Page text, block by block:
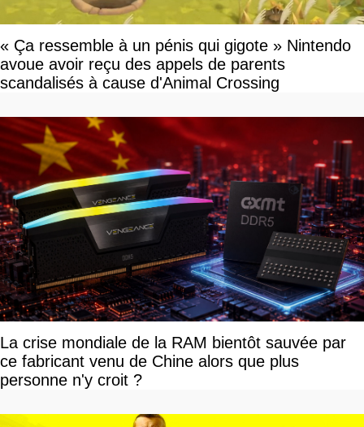
« Ça ressemble à un pénis qui gigote » Nintendo
avoue avoir reçu des appels de parents
scandalisés à cause d'Animal Crossing
La crise mondiale de la RAM bientôt sauvée par
ce fabricant venu de Chine alors que plus
personne n'y croit ?